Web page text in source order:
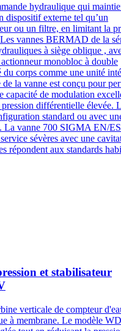
hydraulique qui
dispositif externe tel qu’un
ou un filtre, en limitant la
vannes BERMAD de la
à siège oblique ,
monobloc à double
du corps comme une unité
la vanne est conçu pour
capacité de modulation
différentielle élevée.
standard ou avec
La vanne 700 SIGMA EN/
sévères avec une
répondent aux standards
et stabilisateur
verticale de compteur
à membrane. Le modèle